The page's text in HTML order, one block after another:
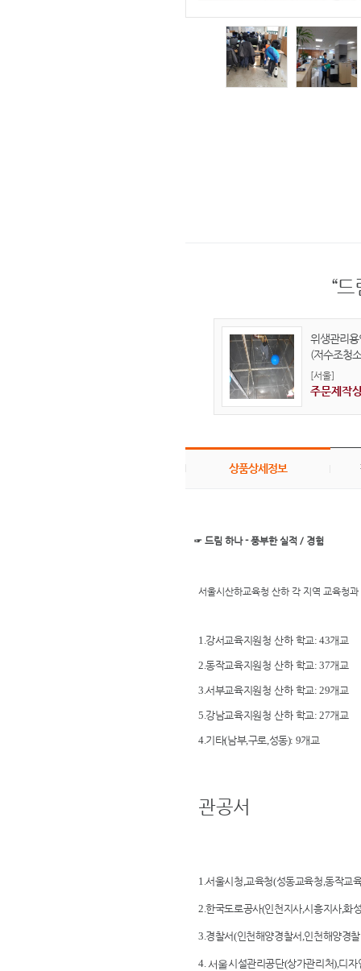
“
위생관리용
(저수조청
[서울]
주문제작
상품상세정보
☞ 드림 하나 - 풍부한 실적 / 경험
서울시산하교육청 산하 각 지역 교육청
1. 강서교육지원청 산하 학교: 43개교
2.동작교육지원청 산하 학교: 37개교
3.서부교육지원청 산하 학교: 29개교
5. 강남교육지원청 산하 학교: 27개교
4. 기타(남부,구로 성동): 9개교
관공서
1.서울시청,교육청(성동교육청,동작교
2.한국도로공사(인천지사,시흥지사,화
3.경찰서(인천해양경찰서,인천해양경
4. 서울시설관리공단(상가관리처),디자